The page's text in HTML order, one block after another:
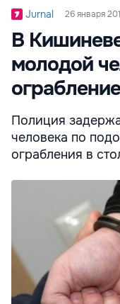
Jurnal 26 января
В
молодой
Полиция
человека по
ограбления в